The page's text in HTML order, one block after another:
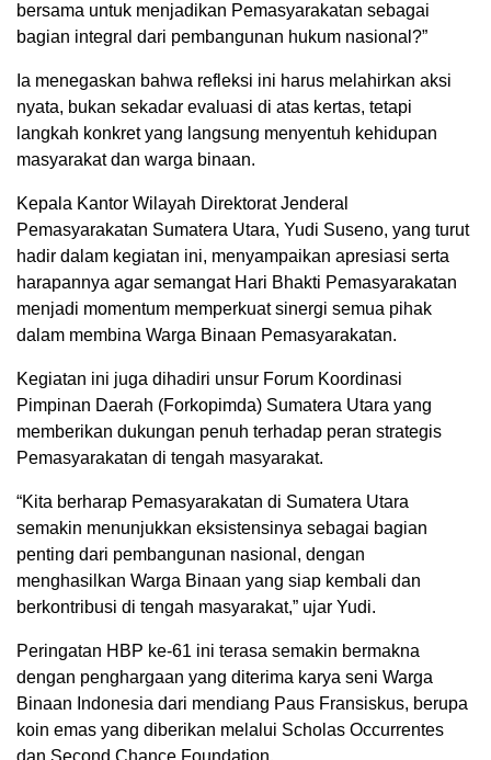
bersama untuk menjadikan Pemasyarakatan sebagai
bagian integral dari pembangunan hukum nasional?”
Ia menegaskan bahwa refleksi ini harus melahirkan aksi
nyata, bukan sekadar evaluasi di atas kertas, tetapi
langkah konkret yang langsung menyentuh kehidupan
masyarakat dan warga binaan.
Kepala Kantor Wilayah Direktorat Jenderal
Pemasyarakatan Sumatera Utara, Yudi Suseno, yang turut
hadir dalam kegiatan ini, menyampaikan apresiasi serta
harapannya agar semangat Hari Bhakti Pemasyarakatan
menjadi momentum memperkuat sinergi semua pihak
dalam membina Warga Binaan Pemasyarakatan.
Kegiatan ini juga dihadiri unsur Forum Koordinasi
Pimpinan Daerah (Forkopimda) Sumatera Utara yang
memberikan dukungan penuh terhadap peran strategis
Pemasyarakatan di tengah masyarakat.
“Kita berharap Pemasyarakatan di Sumatera Utara
semakin menunjukkan eksistensinya sebagai bagian
penting dari pembangunan nasional, dengan
menghasilkan Warga Binaan yang siap kembali dan
berkontribusi di tengah masyarakat,” ujar Yudi.
Peringatan HBP ke-61 ini terasa semakin bermakna
dengan penghargaan yang diterima karya seni Warga
Binaan Indonesia dari mendiang Paus Fransiskus, berupa
koin emas yang diberikan melalui Scholas Occurrentes
dan Second Chance Foundation.